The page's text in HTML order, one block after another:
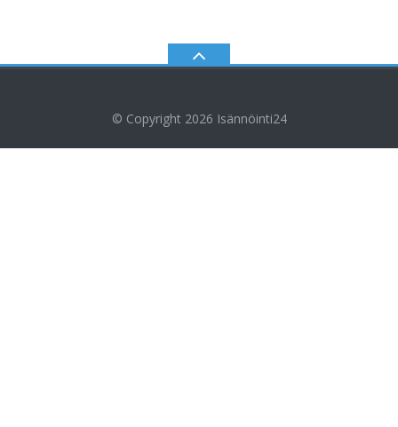
© Copyright 2026 Isännöinti24